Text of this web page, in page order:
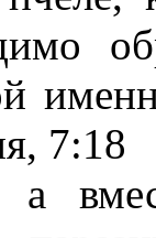
7:18
а